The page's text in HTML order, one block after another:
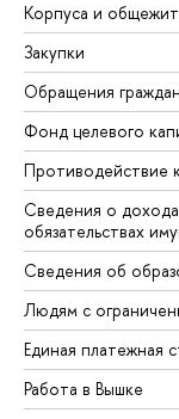
Корпуса и
Закупки
Обращения
Фонд целевого
Противодействие
Сведения о
обязательствах
Сведения об
Людям с
Единая платежная
Работа в Вышке